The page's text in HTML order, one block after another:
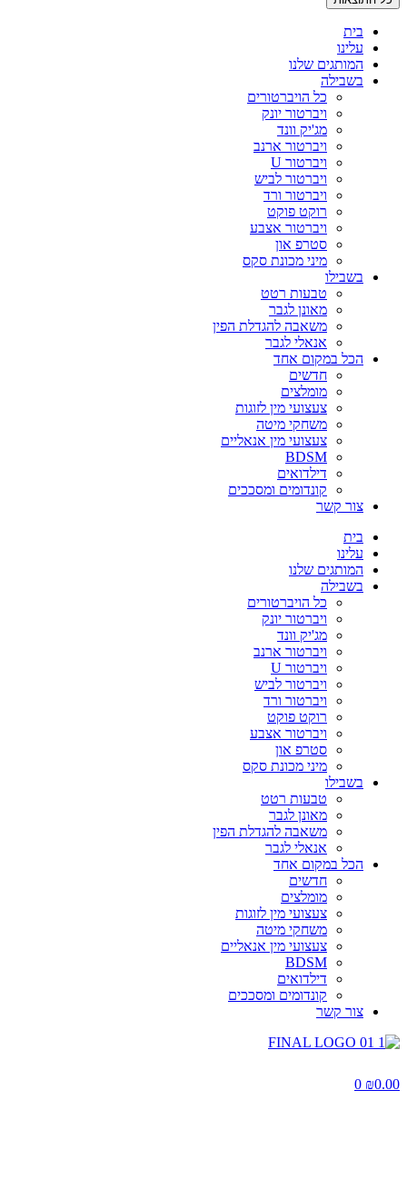
בית
עלינו
המותגים שלנו
בשבילה
כל הויברטורים
ויברטור יונק
מג'יק וונד
ויברטור ארנב
ויברטור U
ויברטור לביש
ויברטור ורד
רוקט פוקט
ויברטור אצבע
סטרפ און
מיני מכונת סקס
בשבילו
טבעות רטט
מאונן לגבר
משאבה להגדלת הפין
אנאלי לגבר
הכל במקום אחד
חדשים
מומלצים
צעצועי מין לזוגות
משחקי מיטה
צעצועי מין אנאליים
BDSM
דילדואים
קונדומים ומסככים
צור קשר
בית
עלינו
המותגים שלנו
בשבילה
כל הויברטורים
ויברטור יונק
מג'יק וונד
ויברטור ארנב
ויברטור U
ויברטור לביש
ויברטור ורד
רוקט פוקט
ויברטור אצבע
סטרפ און
מיני מכונת סקס
בשבילו
טבעות רטט
מאונן לגבר
משאבה להגדלת הפין
אנאלי לגבר
הכל במקום אחד
חדשים
מומלצים
צעצועי מין לזוגות
משחקי מיטה
צעצועי מין אנאליים
BDSM
דילדואים
קונדומים ומסככים
צור קשר
₪0.00
0